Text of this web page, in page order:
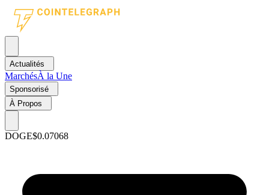
Actualités
MarchésÀ la Une
Sponsorisé
À Propos
DOGE$0.07068